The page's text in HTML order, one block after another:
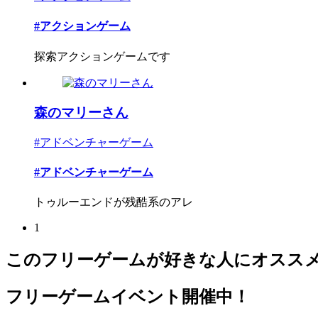
#アクションゲーム
探索アクションゲームです
森のマリーさん
#アドベンチャーゲーム
#アドベンチャーゲーム
トゥルーエンドが残酷系のアレ
1
このフリーゲームが好きな人にオスス
フリーゲームイベント開催中！